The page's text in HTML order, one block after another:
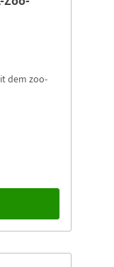
dem zoo-